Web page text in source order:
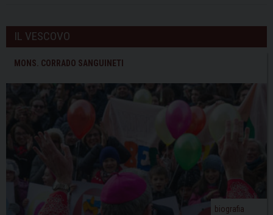
IL VESCOVO
MONS. CORRADO SANGUINETI
biografia